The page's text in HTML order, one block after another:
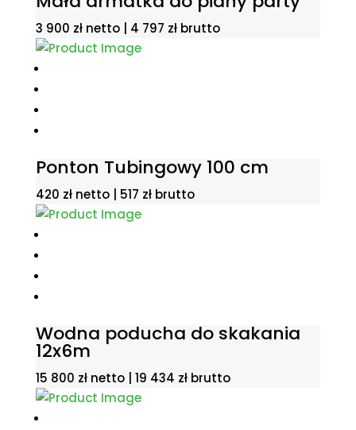
3 900 zł netto | 4 797 złbrutto
Ponton Tubingowy 100 cm
420 zł netto | 517 złbrutto
Wodna poducha do skakania
12x6m
15 800 zł netto | 19 434 złbrutto